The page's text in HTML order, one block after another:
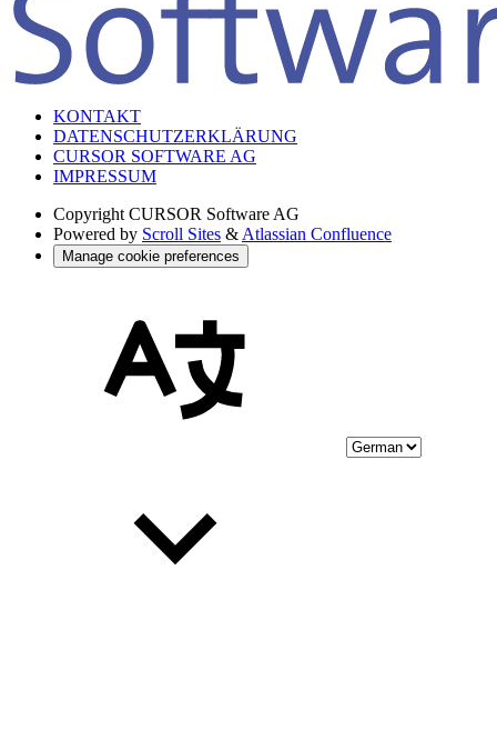
KONTAKT
DATENSCHUTZERKLÄRUNG
CURSOR SOFTWARE AG
IMPRESSUM
Copyright CURSOR Software AG
Powered by Scroll Sites & Atlassian Confluence
Manage cookie preferences